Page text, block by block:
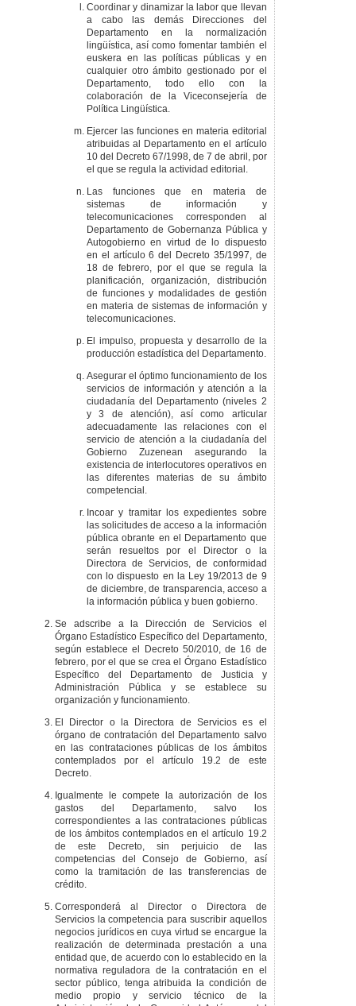
Coordinar y dinamizar la labor que llevan
a cabo las demás Direcciones del
Departamento en la normalización
lingüística, así como fomentar también el
euskera en las políticas públicas y en
cualquier otro ámbito gestionado por el
Departamento, todo ello con la
colaboración de la Viceconsejería de
Política Lingüística.
Ejercer las funciones en materia editorial
atribuidas al Departamento en el artículo
10 del Decreto 67/1998, de 7 de abril, por
el que se regula la actividad editorial.
Las funciones que en materia de
sistemas de información y
telecomunicaciones corresponden al
Departamento de Gobernanza Pública y
Autogobierno en virtud de lo dispuesto
en el artículo 6 del Decreto 35/1997, de
18 de febrero, por el que se regula la
planificación, organización, distribución
de funciones y modalidades de gestión
en materia de sistemas de información y
telecomunicaciones.
El impulso, propuesta y desarrollo de la
producción estadística del Departamento.
Asegurar el óptimo funcionamiento de los
servicios de información y atención a la
ciudadanía del Departamento (niveles 2
y 3 de atención), así como articular
adecuadamente las relaciones con el
servicio de atención a la ciudadanía del
Gobierno Zuzenean asegurando la
existencia de interlocutores operativos en
las diferentes materias de su ámbito
competencial.
Incoar y tramitar los expedientes sobre
las solicitudes de acceso a la información
pública obrante en el Departamento que
serán resueltos por el Director o la
Directora de Servicios, de conformidad
con lo dispuesto en la Ley 19/2013 de 9
de diciembre, de transparencia, acceso a
la información pública y buen gobierno.
Se adscribe a la Dirección de Servicios el
Órgano Estadístico Específico del Departamento,
según establece el Decreto 50/2010, de 16 de
febrero, por el que se crea el Órgano Estadístico
Específico del Departamento de Justicia y
Administración Pública y se establece su
organización y funcionamiento.
El Director o la Directora de Servicios es el
órgano de contratación del Departamento salvo
en las contrataciones públicas de los ámbitos
contemplados por el artículo 19.2 de este
Decreto.
Igualmente le compete la autorización de los
gastos del Departamento, salvo los
correspondientes a las contrataciones públicas
de los ámbitos contemplados en el artículo 19.2
de este Decreto, sin perjuicio de las
competencias del Consejo de Gobierno, así
como la tramitación de las transferencias de
crédito.
Corresponderá al Director o Directora de
Servicios la competencia para suscribir aquellos
negocios jurídicos en cuya virtud se encargue la
realización de determinada prestación a una
entidad que, de acuerdo con lo establecido en la
normativa reguladora de la contratación en el
sector público, tenga atribuida la condición de
medio propio y servicio técnico de la